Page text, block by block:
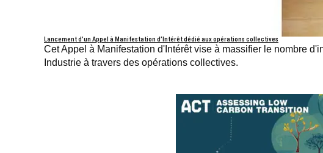
Lancement d’un Appel à Manifestation d’Intérêt dédié aux opérations collectives
Cet Appel à Manifestation d'Intérêt vise à massifier le nombre
Industrie à travers des opérations collectives.